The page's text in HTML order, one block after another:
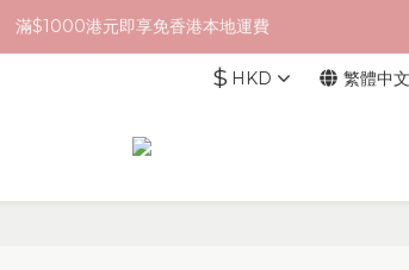
滿$1000港元即享免香港本地運費
$ HKD 繁體中文